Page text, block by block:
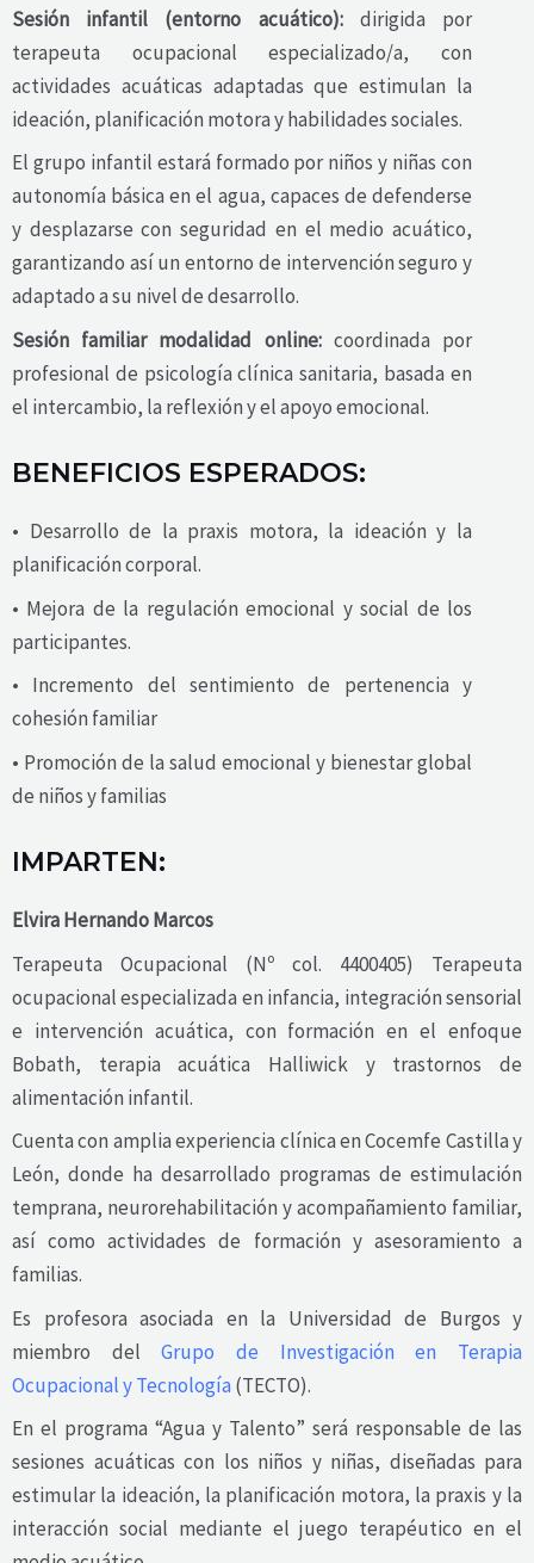
Sesión infantil (entorno acuático):dirigida por
terapeuta ocupacional especializado/a, con
actividades acuáticas adaptadas que estimulan la
ideación, planificación motora y habilidades sociales.
El grupo infantil estará formado por niños y niñas con
autonomía básica en el agua, capaces de defenderse
y desplazarse con seguridad en el medio acuático,
garantizando así un entorno de intervención seguro y
adaptado a su nivel de desarrollo.
Sesión familiar modalidad online:coordinada por
profesional de psicología clínica sanitaria, basada en
el intercambio, la reflexión y el apoyo emocional.
BENEFICIOS ESPERADOS:
• Desarrollo de la praxis motora, la ideación y la
planificación corporal.
• Mejora de la regulación emocional y social de los
participantes.
• Incremento del sentimiento de pertenencia y
cohesión familiar
• Promoción de la salud emocional y bienestar global
de niños y familias
IMPARTEN:
Elvira Hernando Marcos
Terapeuta Ocupacional (Nº col. 4400405) Terapeuta
ocupacional especializada en infancia, integración sensorial
e intervención acuática, con formación en el enfoque
Bobath, terapia acuática Halliwick y trastornos de
alimentación infantil.
Cuenta con amplia experiencia clínica en Cocemfe Castilla y
León, donde ha desarrollado programas de estimulación
temprana, neurorehabilitación y acompañamiento familiar,
así como actividades de formación y asesoramiento a
familias.
Es profesora asociada en la Universidad de Burgos y
miembro delGrupo de Investigación en Terapia
Ocupacional y Tecnología (TECTO).
En el programa “Agua y Talento” será responsable de las
sesiones acuáticas con los niños y niñas, diseñadas para
estimular la ideación, la planificación motora, la praxis y la
interacción social mediante el juego terapéutico en el